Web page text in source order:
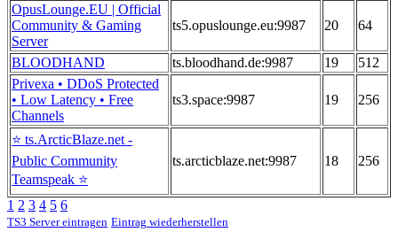
OpusLounge.EU | Official
Community & Gaming
Server
ts5.opuslounge.eu:9987 20 64
BLOODHAND ts.bloodhand.de:9987 19
512
Privexa • DDoS Protected
• Low Latency • Free
Channels
ts3.space:9987 19 256
⭐ ts.ArcticBlaze.net -
Public Community
Teamspeak ⭐
ts.arcticblaze.net:9987 18 256
1 2 3 4 5 6
TS3 Server eintragen Eintrag wiederherstellen